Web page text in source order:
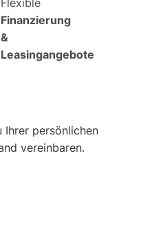
Flexible
Finanzierung
&
Leasingangebote